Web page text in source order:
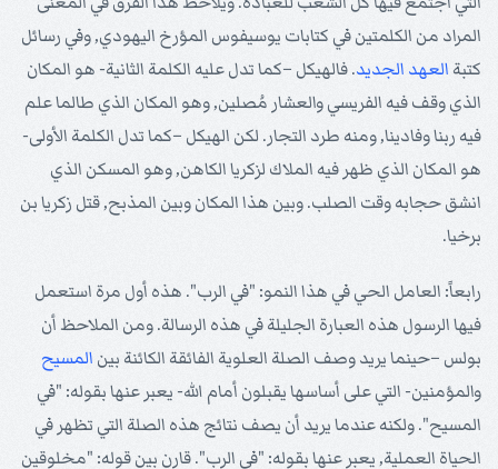
المراد من الكلمتين في كتابات يوسيفوس المؤرخ اليهودي, وفي رسائل
كتبة العهد الجديد. فالهيكل –كما تدل عليه الكلمة الثانية- هو المكان
الذي وقف فيه الفريسي والعشار مُصلين, وهو المكان الذي طالما علم
فيه ربنا وفادينا, ومنه طرد التجار. لكن الهيكل –كما تدل الكلمة الأولى-
هو المكان الذي ظهر فيه الملاك لزكريا الكاهن, وهو المسكن الذي
انشق حجابه وقت الصلب. وبين هذا المكان وبين المذبح, قتل زكريا بن
برخيا.
رابعاً: العامل الحي في هذا النمو: "في الرب". هذه أول مرة استعمل
فيها الرسول هذه العبارة الجليلة في هذه الرسالة. ومن الملاحظ أن
بولس –حينما يريد وصف الصلة العلوية الفائقة الكائنة بين المسيح
والمؤمنين- التي على أساسها يقبلون أمام الله- يعبر عنها بقوله: "في
المسيح". ولكنه عندما يريد أن يصف نتائج هذه الصلة التي تظهر في
الحياة العملية, يعبر عنها بقوله: "في الرب". قارن بين قوله: "مخلوقين